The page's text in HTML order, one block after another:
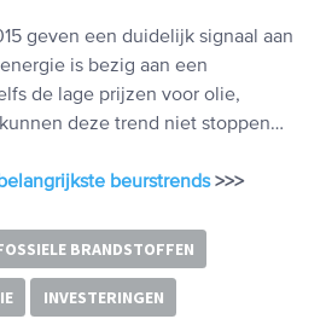
geven een duidelijk signaal aan
is bezig aan een
de lage prijzen voor olie,
deze trend niet stoppen…
beurstrends>>>
BRANDSTOFFEN
INVESTERINGEN